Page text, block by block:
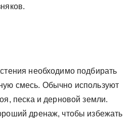
необходимо подбирать
смесь. Обычно используют
песка и дерновой земли.
дренаж, чтобы избежать